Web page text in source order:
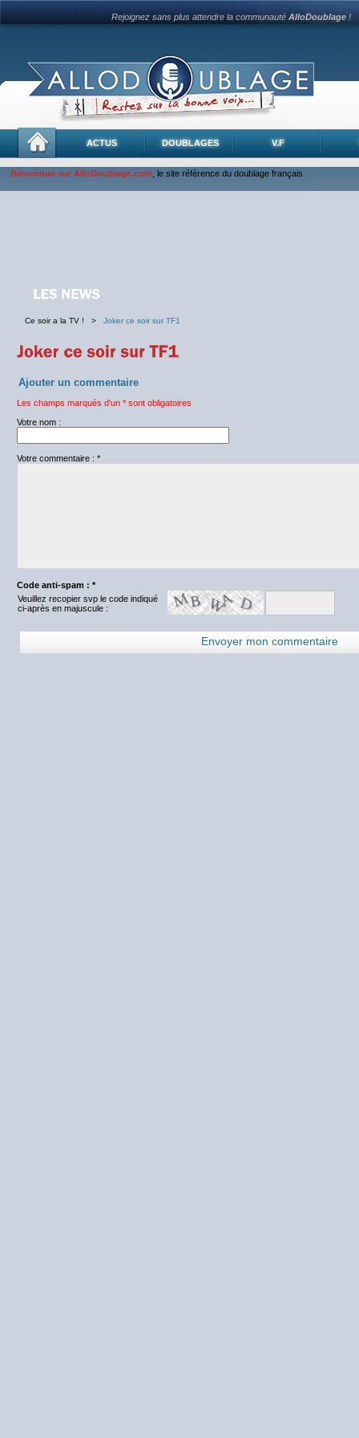
Rejoignez sans plus attendre la communautéAlloDoublage !
ACTUS DOUBLAGES V.F
Bienvenue sur AlloDoublage.com , le site référence du doublage français.
Ce soir a la TV ! > Joker ce soir sur TF1
Ajouter un commentaire
Les champs marqués d'un * sont obligatoires
Votre nom :
Votre commentaire : *
Code anti-spam : *
Veuillez recopier svp le code indiqué
ci-après en majuscule :